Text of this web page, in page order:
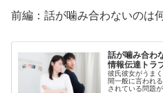
前編：話が噛み合わないのは
話が噛み合わ
情報伝達トラ
彼氏彼女がうま
間一般に言われ
されている問題